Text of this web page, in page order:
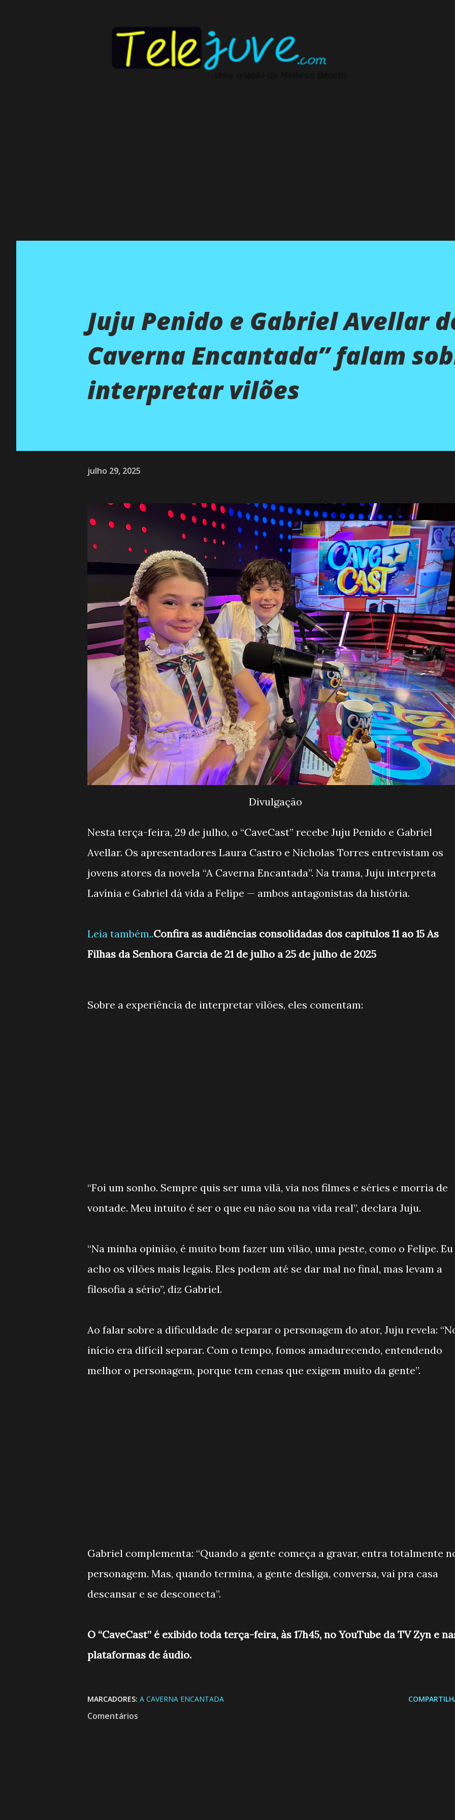
Juju Penido e Gabriel Avellar
Caverna Encantada” falam
interpretar vilões
julho 29, 2025
Divulgação
Nesta terça-feira, 29 de julho, o “CaveCast” recebe Juju Penido e Gabriel
Avellar. Os apresentadores Laura Castro e Nicholas Torres entrevistam os
jovens atores da novela “A Caverna Encantada”. Na trama, Juju interpreta
Lavínia e Gabriel dá vida a Felipe — ambos antagonistas da história.
Leia também..Confira as audiências consolidadas dos capitulos 11 ao 15 As
Filhas da Senhora Garcia de 21 de julho a 25 de julho de 2025
Sobre a experiência de interpretar vilões, eles comentam:
“Foi um sonho. Sempre quis ser uma vilã, via nos filmes e séries e morria de
vontade. Meu intuito é ser o que eu não sou na vida real”, declara Juju.
“Na minha opinião, é muito bom fazer um vilão, uma peste, como o Felipe. Eu
acho os vilões mais legais. Eles podem até se dar mal no final, mas levam a
filosofia a sério”, diz Gabriel.
Ao falar sobre a dificuldade de separar o personagem do ator, Juju revela:
início era difícil separar. Com o tempo, fomos amadurecendo, entendendo
melhor o personagem, porque tem cenas que exigem muito da gente”.
Gabriel complementa: “Quando a gente começa a gravar, entra totalmente
personagem. Mas, quando termina, a gente desliga, conversa, vai pra casa
descansar e se desconecta”.
O “CaveCast” é exibido toda terça-feira, às 17h45, no YouTube da TV Zyn e
plataformas de áudio.
MARCADORES: A CAVERNA ENCANTADA
Comentários